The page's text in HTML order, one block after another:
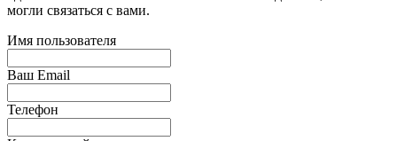
могли связаться с вами.
Имя пользователя
Ваш Email
Телефон